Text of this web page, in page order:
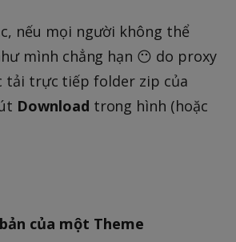
nếu mọi người không thể
mình chẳng hạn 😶 do proxy
tải trực tiếp folder zip của
Download trong hình (hoặc
của một Theme